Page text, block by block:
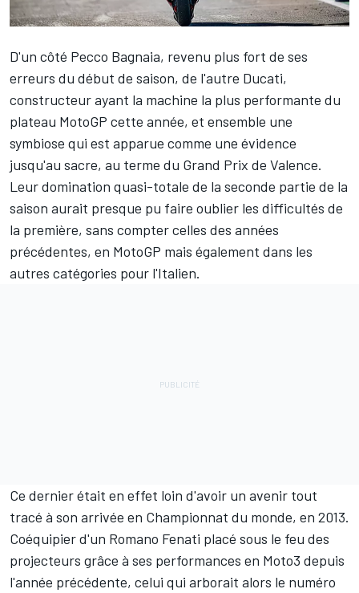
D'un côté Pecco Bagnaia, revenu plus fort de ses
erreurs du début de saison, de l'autre Ducati,
constructeur ayant la machine la plus performante du
plateau MotoGP cette année, et ensemble une
symbiose qui est apparue comme une évidence
jusqu'au sacre, au terme du Grand Prix de Valence.
Leur domination quasi-totale de la seconde partie de la
saison aurait presque pu faire oublier les difficultés de
la première, sans compter celles des années
précédentes, en MotoGP mais également dans les
autres catégories pour l'Italien.
Ce dernier était en effet loin d'avoir un avenir tout
tracé à son arrivée en Championnat du monde, en 2013.
Coéquipier d'un Romano Fenati placé sous le feu des
projecteurs grâce à ses performances en Moto3 depuis
l'année précédente, celui qui arborait alors le numéro